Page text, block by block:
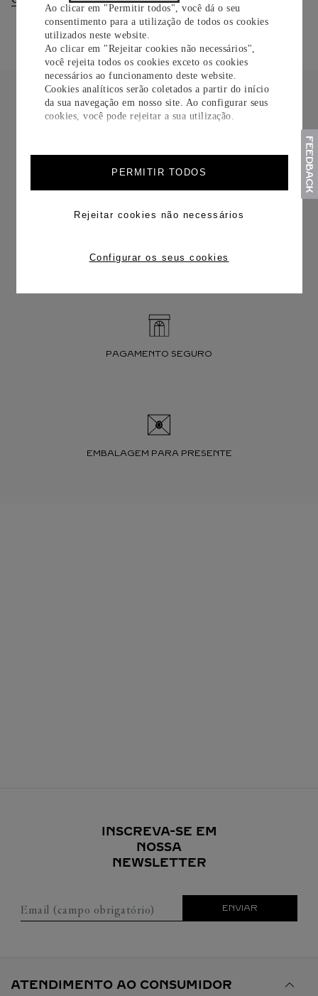
Ao clicar em "Permitir todos", você dá o seu
consentimento para a utilização de todos os cookies
utilizados neste website.
Ao clicar em "Rejeitar cookies não necessários",
você rejeita todos os cookies exceto os cookies
necessários ao funcionamento deste website.
Cookies analíticos serão coletados a partir do início
da sua navegação em nosso site. Ao configurar seus
cookies, você pode rejeitar a sua utilização.
PERMITIR TODOS
Rejeitar cookies não necessários
Configurar os seus cookies
FRETE CORTESIA
TROCAS E DEVOLUÇÕES
PAGAMENTO SEGURO
EMBALAGEM PARA PRESENTE
INSCREVA-SE EM
NOSSA
NEWSLETTER
Email (campo obrigatório) ENVIAR
ATENDIMENTO AO CONSUMIDOR